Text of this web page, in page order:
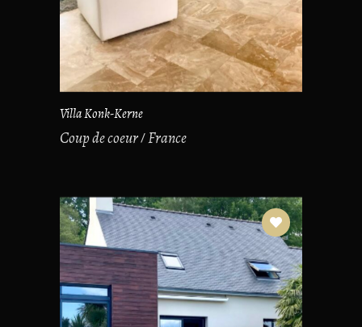
Villa Konk-Kerne
Coup de coeur France